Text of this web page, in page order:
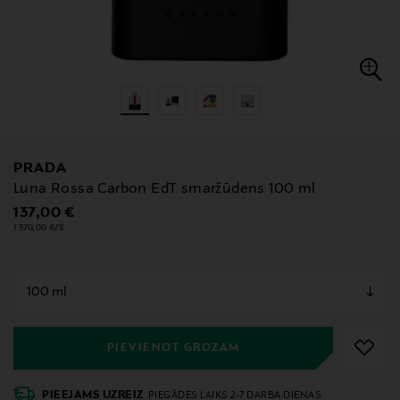
PRADA
Luna Rossa Carbon EdT smaržūdens 100 ml
Original Price
137,00 €
1 370,00 €/1l
PIEVIENOT GROZAM
PIEEJAMS UZREIZ
PIEGĀDES LAIKS 2-7 DARBA DIENAS